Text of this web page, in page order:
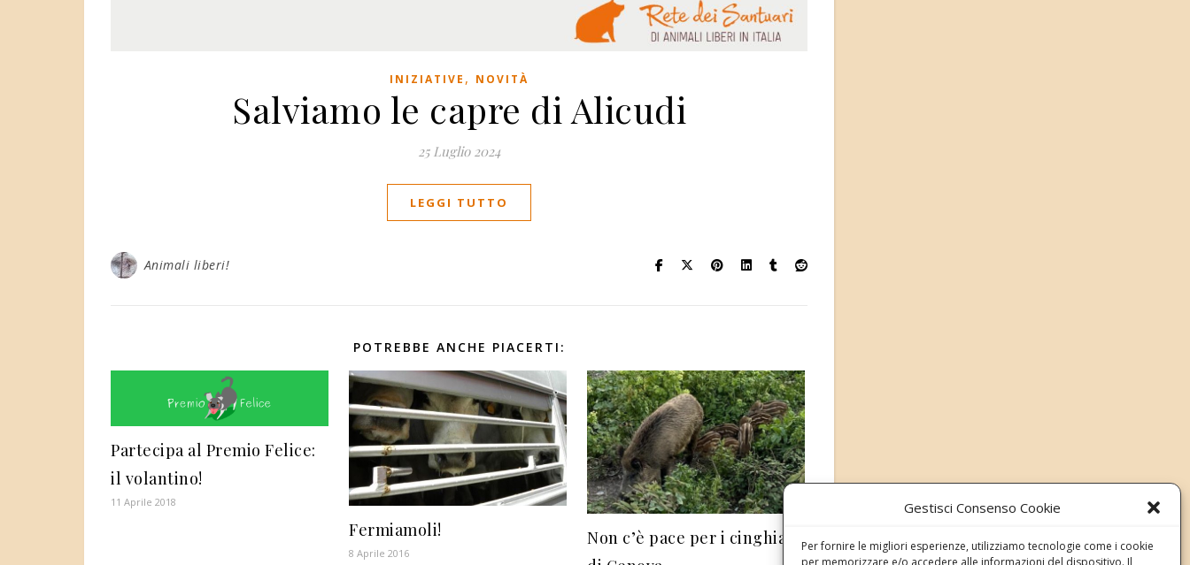
Gestisci Consenso Cookie
Per fornire le migliori esperienze, utilizziamo tecnologie come i cookie
per memorizzare e/o accedere alle informazioni del dispositivo. Il
INIZIATIVE , NOVITÀ
Salviamo le capre di Alicudi
25 Luglio 2024
LEGGI TUTTO
Animali liberi!
POTREBBE ANCHE PIACERTI:
Partecipa al Premio Felice:
il volantino!
11 Aprile 2018
Fermiamoli!
8 Aprile 2016
Non c’è pace per i cinghiali